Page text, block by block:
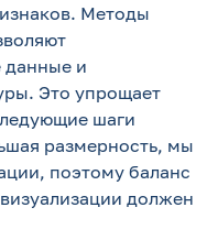
Методы
данные и
Это упрощает
шаги
размерность, мы
поэтому баланс
должен